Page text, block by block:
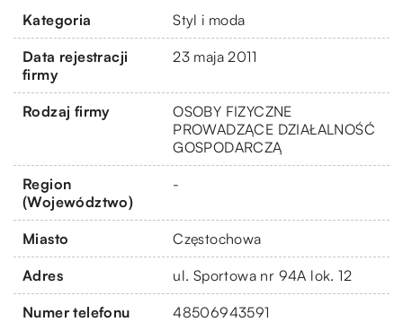
Kategoria Styl i moda
Data rejestracji
firmy
23 maja 2011
Rodzaj firmy
OSOBY FIZYCZNE
PROWADZĄCE DZIAŁALNOŚĆ
GOSPODARCZĄ
Region
(Województwo)
-
Miasto Częstochowa
Adres ul. Sportowa nr 94A lok. 12
Numer telefonu 48506943591